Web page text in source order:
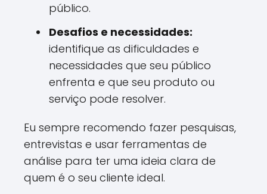
público.
Desafios e necessidades:
identifique as dificuldades e
necessidades que seu público
enfrenta e que seu produto ou
serviço pode resolver.
Eu sempre recomendo fazer pesquisas,
entrevistas e usar ferramentas de
análise para ter uma ideia clara de
quem é o seu cliente ideal.